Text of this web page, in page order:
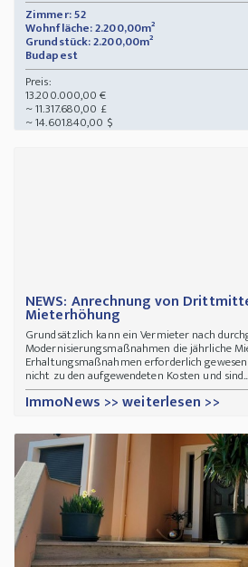
Zimmer: 52
Wohnfläche: 2.200,00m²
Grundstück: 2.200,00m²
Budapest
Preis:
13.200.000,00 €
~ 11.317.680,00 £
~ 14.601.840,00 $
NEWS: Anrechnung von
Mieterhöhung
Grundsätzlich kann ein Vermieter nach
Modernisierungs­maßnahmen die jährliche
Erhaltungsmaßnahmen erforderlich
nicht zu den aufgewendeten Kosten und sind...
ImmoNews >> weiterlesen >>